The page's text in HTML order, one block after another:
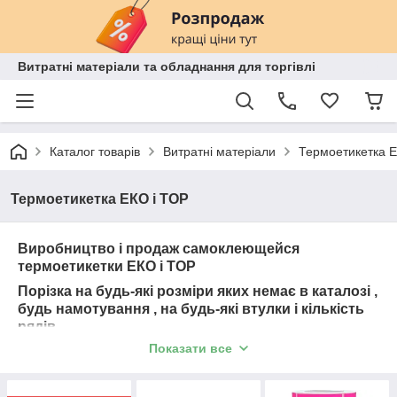
Витратні матеріали та обладнання для торгівлі
Каталог товарів Витратні матеріали Термоетикетка
Термоетикетка ЕКО і ТОР
Виробництво і продаж самоклеющейся
термоетикетки ЕКО і ТОР
Порізка на будь-які розміри яких немає в каталозі ,
будь намотування , на будь-які втулки і кількість
рядів
Купівля онлайн. Оплата будь-яким способом (на
Показати все